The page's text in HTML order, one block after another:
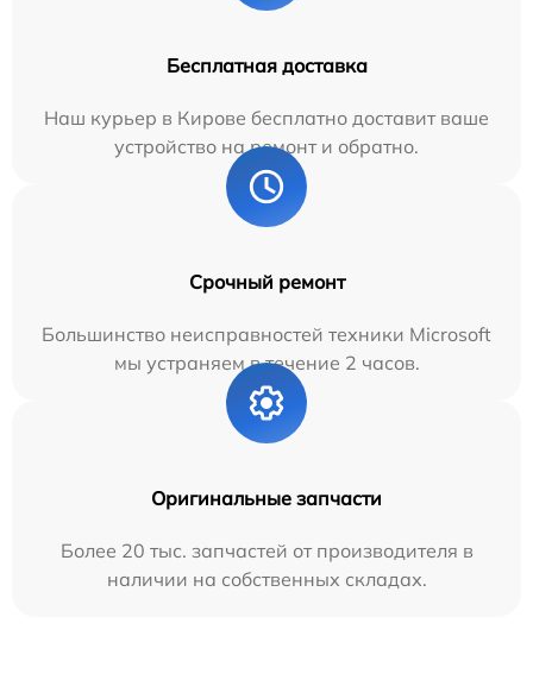
Бесплатная доставка
Наш курьер в Кирове бесплатно доставит ваше
устройство на ремонт и обратно.
Срочный ремонт
Большинство неисправностей техники Microsoft
мы устраняем в течение 2 часов.
Оригинальные запчасти
Более 20 тыс. запчастей от производителя в
наличии на собственных складах.